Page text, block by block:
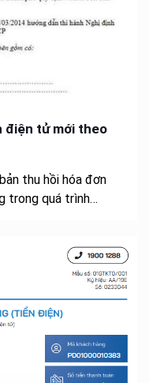
điện tử mới theo
thu hồi hóa đơn
trong quá trình…